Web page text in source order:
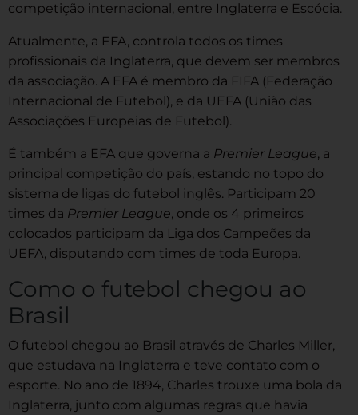
competição internacional, entre Inglaterra e Escócia.
Atualmente, a EFA, controla todos os times
profissionais da Inglaterra, que devem ser membros
da associação. A EFA é membro da FIFA (Federação
Internacional de Futebol), e da UEFA (União das
Associações Europeias de Futebol).
É também a EFA que governa a Premier League, a
principal competição do país, estando no topo do
sistema de ligas do futebol inglês. Participam 20
times da Premier League, onde os 4 primeiros
colocados participam da Liga dos Campeões da
UEFA, disputando com times de toda Europa.
Como o futebol chegou ao
Brasil
O futebol chegou ao Brasil através de Charles Miller,
que estudava na Inglaterra e teve contato com o
esporte. No ano de 1894, Charles trouxe uma bola da
Inglaterra, junto com algumas regras que havia